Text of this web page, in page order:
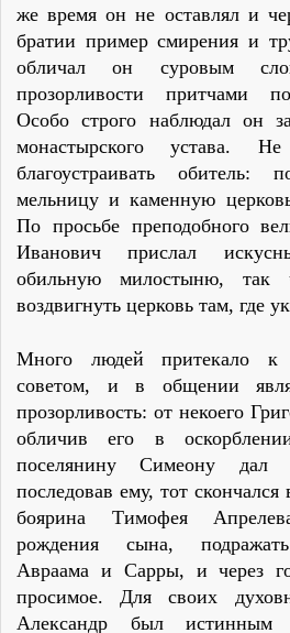
же время он не оставлял и
братии пример смирения и
обличал он суровым
прозорливости притчами
Особо строго наблюдал он
монастырского устава.
благоустраивать обитель:
мельницу и каменную
По просьбе преподобного
Иванович прислал
обильную милостыню, так
воздвигнуть церковь там, где
Много людей притекало
советом, и в общении
прозорливость: от некоего
обличив его в
поселянину Симеону
последовав ему, тот
боярина Тимофея
рождения сына, подражать
Авраама и Сарры, и через
просимое. Для своих
Александр был